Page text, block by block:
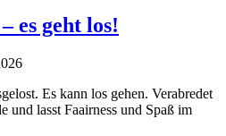
es geht los!
Es kann los gehen. Verabredet
und lasst Faairness und Spaß im